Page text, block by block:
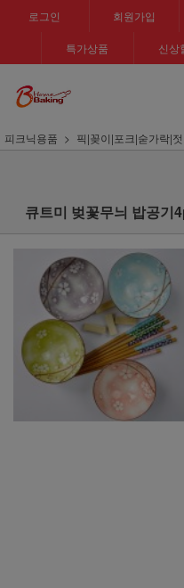
로그인 회원가입
특가상품 신상
피크닉용품 픽|꽂이|포크|숟가락|
큐트미 벚꽃무늬 밥공기